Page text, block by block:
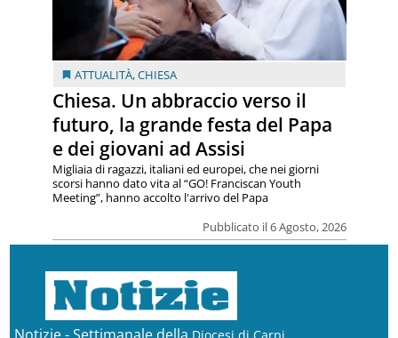
ATTUALITÀ,CHIESA
Chiesa. Un abbraccio verso il
futuro, la grande festa del Papa
e dei giovani ad Assisi
Pubblicato il 6 Agosto, 2026
Migliaia di ragazzi, italiani ed europei, che nei giorni
scorsi hanno dato vita al “GO! Franciscan Youth
Meeting”, hanno accolto l'arrivo del Papa